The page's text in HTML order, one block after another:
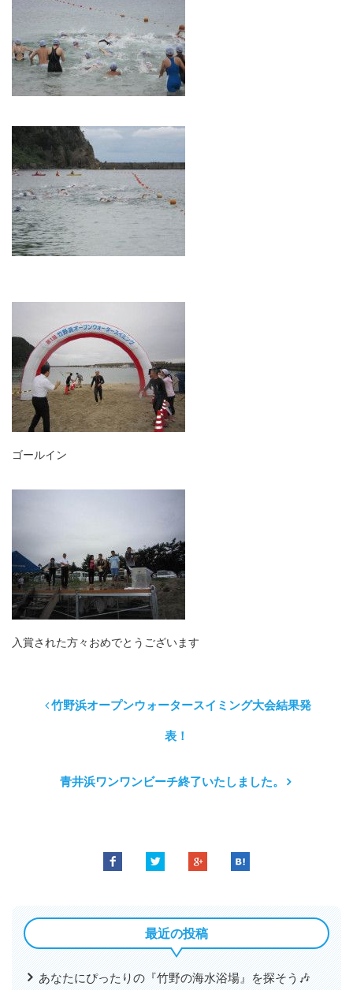
ゴールイン
入賞された方々おめでとうございます
竹野浜オープンウォータースイミング大会結果発
表！
青井浜ワンワンビーチ終了いたしました。
最近の投稿
あなたにぴったりの『竹野の海水浴場』を探そう🎶